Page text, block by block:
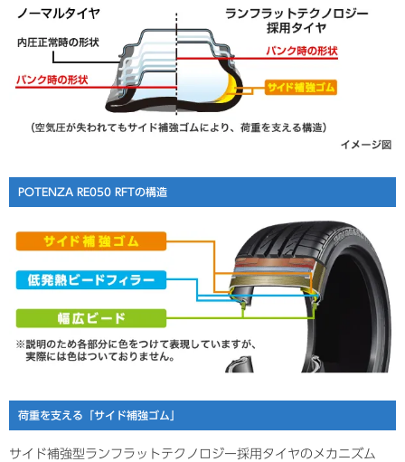
POTENZA RE050 RFTの構造
荷重を支える「サイド補強ゴム」
サイド補強型ランフラットテクノロジー採用タイヤのメカニズム